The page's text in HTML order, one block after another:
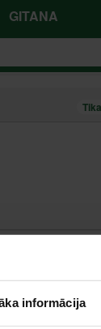
informācija
GITANA
vai atslēgas vārdu